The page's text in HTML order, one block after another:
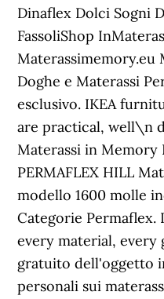
Dinaflex Dolci Sogni
FassoliShop
Materassimemory.eu
Doghe e Materassi
esclusivo. IKEA
are practical, well\n
Materassi in Memory
PERMAFLEX HILL
modello 1600 molle
Categorie
every material, every
gratuito dell'oggetto
personali sui